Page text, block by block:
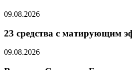
09.08.2026
23 средства с матирующим
09.08.2026